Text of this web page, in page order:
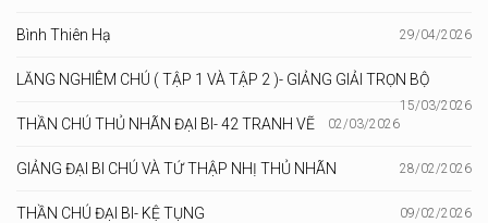
Bình Thiên Hạ 29/04/2026
LĂNG NGHIÊM CHÚ ( TẬP 1 VÀ TẬP 2 )- GIẢNG GIẢI TRỌN BỘ
15/03/2026
THẦN CHÚ THỦ NHÃN ĐẠI BI- 42 TRANH VẼ 02/03/2026
GIẢNG ĐẠI BI CHÚ VÀ TỨ THẬP NHỊ THỦ NHÃN 28/02/2026
THẦN CHÚ ĐẠI BI- KỆ TỤNG 09/02/2026